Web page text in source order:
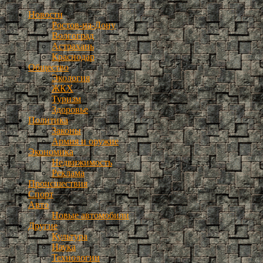
Новости
Ростов-на-Дону
Волгоград
Астрахань
Краснодар
Общество
Экология
ЖКХ
Туризм
Здоровье
Политика
Законы
Армия и оружие
Экономика
Недвижимость
Реклама
Происшествия
Спорт
Авто
Новые автомобили
Другие
Культура
Наука
Технологии